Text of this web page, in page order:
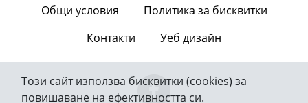
Общи условия
Политика за бисквитки
Контакти
Уеб дизайн
Този сайт използва бисквитки (cookies) за
повишаване на ефективността си.